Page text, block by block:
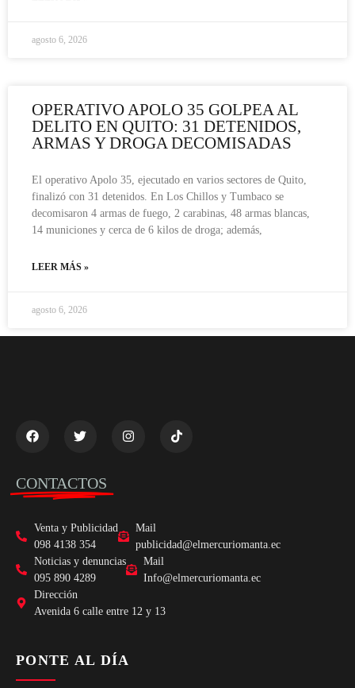
agosto 6, 2026
OPERATIVO APOLO 35 GOLPEA AL
DELITO EN QUITO: 31 DETENIDOS,
ARMAS Y DROGA DECOMISADAS
El operativo Apolo 35, ejecutado en varios sectores de Quito,
finalizó con 31 detenidos. En Los Chillos y Tumbaco se
decomisaron 4 armas de fuego, 2 carabinas, 48 armas blancas,
14 municiones y cerca de 6 kilos de droga; además,
LEER MÁS »
agosto 6, 2026
CONTACTOS
Venta y Publicidad
098 4138 354
Mail
publicidad@elmercuriomanta.ec
Noticias y denuncias
095 890 4289
Mail
Info@elmercuriomanta.ec
Dirección
Avenida 6 calle entre 12 y 13
PONTE AL DÍA